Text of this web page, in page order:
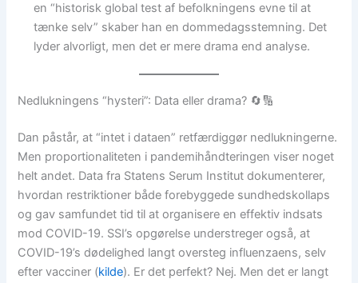
en “historisk global test af befolkningens evne til at
tænke selv” skaber han en dommedagsstemning. Det
lyder alvorligt, men det er mere drama end analyse.
Nedlukningens “hysteri”: Data eller drama? 🔄🔢
Dan påstår, at “intet i dataen” retfærdiggør nedlukningerne.
Men proportionaliteten i pandemihåndteringen viser noget
helt andet. Data fra Statens Serum Institut dokumenterer,
hvordan restriktioner både forebyggede sundhedskollaps
og gav samfundet tid til at organisere en effektiv indsats
mod COVID-19. SSI’s opgørelse understreger også, at
COVID-19’s dødelighed langt oversteg influenzaens, selv
efter vacciner (kilde). Er det perfekt? Nej. Men det er langt